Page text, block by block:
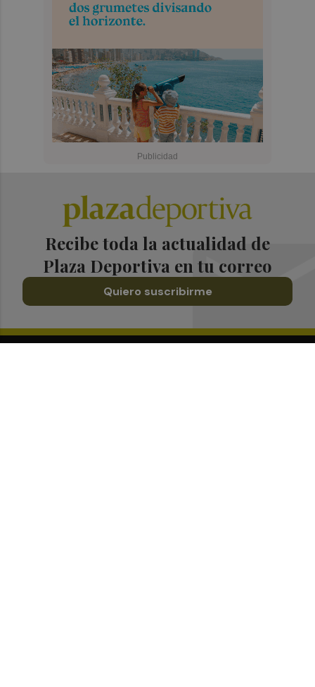
Recibe toda la actualidad de
Plaza Deportiva en tu correo
Quiero suscribirme